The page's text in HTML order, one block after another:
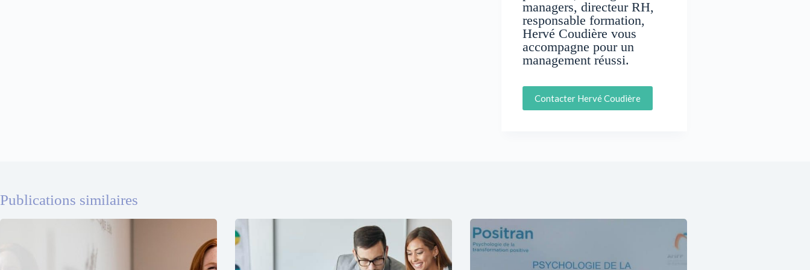
managers, directeur RH,
responsable formation,
Hervé Coudière vous
accompagne pour un
management réussi.
Publications similaires